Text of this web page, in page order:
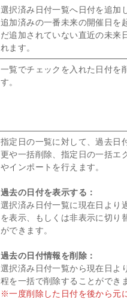
選択済み日付一覧へ日付を追加
追加済みの一番未来の開催日を
だ追加されていない直近の未来
れます。
一覧でチェックを入れた日付を
す。
指定日の一覧に対して、過去日
更や一括削除、指定日の一括エ
やインポートを行えます。
過去の日付を表示する：
選択済み日付一覧に現在日より
を表示、もしくは非表示に切り
ができます。
過去の日付情報を削除：
選択済み日付一覧から現在日よ
程を一括で削除することができ
※一度削除した日付を後から元